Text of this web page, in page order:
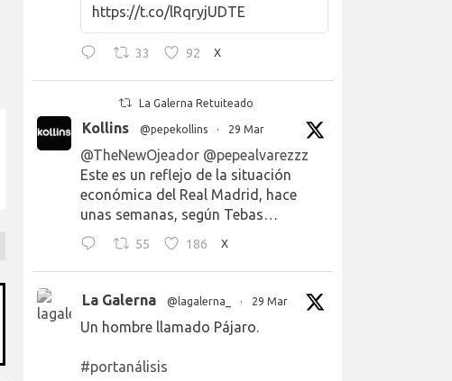
https://t.co/lRqryjUDTE
33 92 X
La Galerna Retuiteado
Kollins @pepekollins · 29 Mar
@TheNewOjeador @pepealvarezzz
Este es un reflejo de la situación
económica del Real Madrid, hace
unas semanas, según Tebas…
55 186 X
La Galerna @lagalerna_ · 29 Mar
Un hombre llamado Pájaro.
#portanálisis